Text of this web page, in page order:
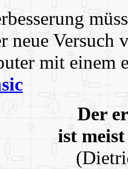
neue Versuch
mit einem
Der
ist